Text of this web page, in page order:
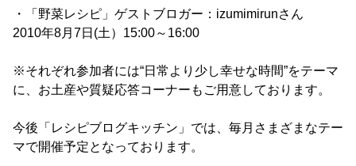
・「野菜レシピ」ゲストブロガー：izumimirunさん
2010年8月7日(土）15:00～16:00
※それぞれ参加者には“日常より少し幸せな時間”をテーマ
に、お土産や質疑応答コーナーもご用意しております。
今後「レシピブログキッチン」では、毎月さまざまなテー
マで開催予定となっております。